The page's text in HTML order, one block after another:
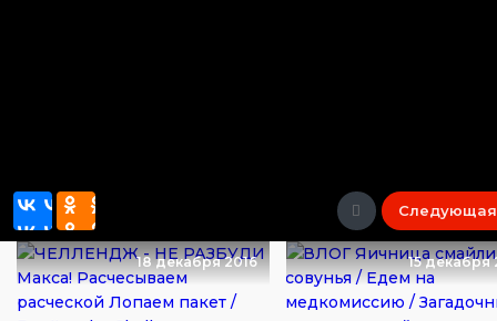
Следующая
18 декабря 2016 15 декабря